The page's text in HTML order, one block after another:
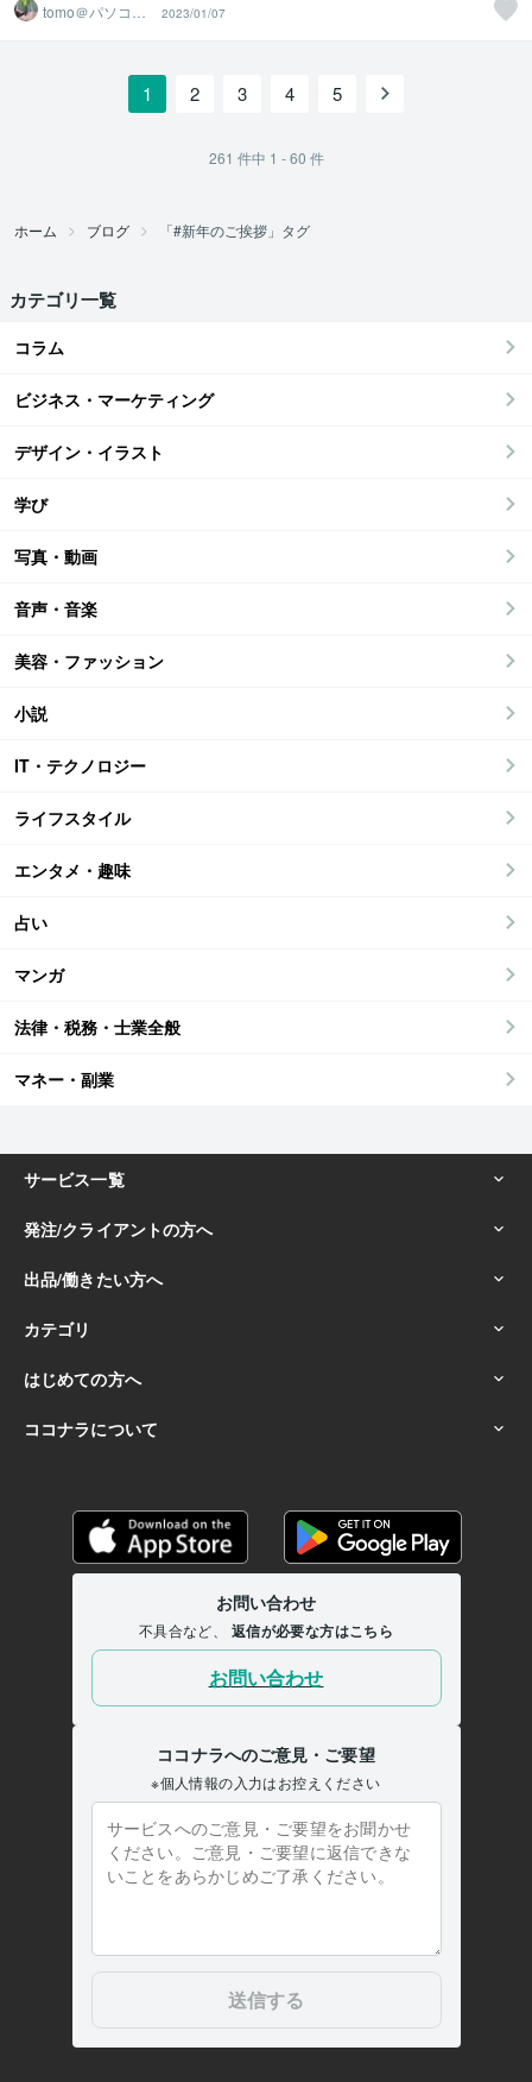
tomo＠パソコン
に向かうママ
2023/01/07
1 2 3 4 5
261 件中 1 - 60 件
ホーム ブログ 「#新年のご挨拶」タグ
カテゴリ一覧
コラム
ビジネス・マーケティング
デザイン・イラスト
学び
写真・動画
音声・音楽
美容・ファッション
小説
IT・テクノロジー
ライフスタイル
エンタメ・趣味
占い
マンガ
法律・税務・士業全般
マネー・副業